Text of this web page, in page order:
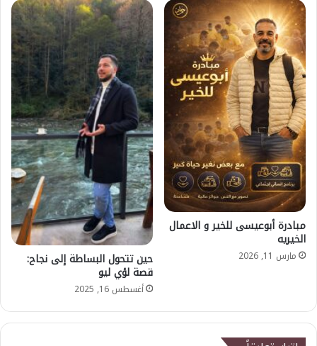
مبادرة أبوعيسى للخير و الاعمال
الخيريه
مارس 11, 2026 حين تتحول البساطة إلى نجاح:
قصة لؤي ليو
أغسطس 16, 2025